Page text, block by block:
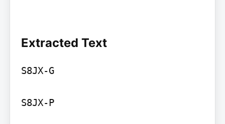
Extracted Text
S8JX-G
S8JX-P